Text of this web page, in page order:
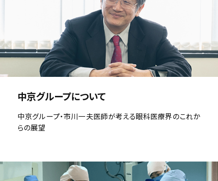
中京グループについて
中京グループ・市川一夫医師が考える眼科医療界のこれか
らの展望